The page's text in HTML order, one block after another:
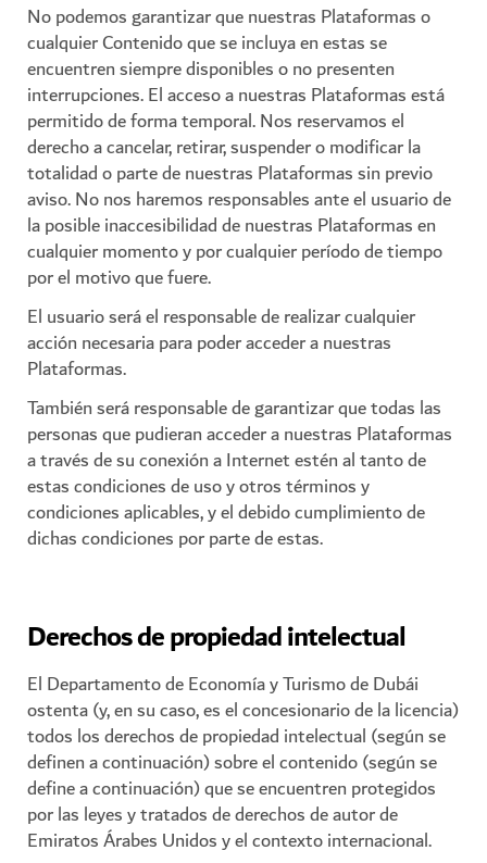
No podemos garantizar que nuestras Plataformas o
cualquier Contenido que se incluya en estas se
encuentren siempre disponibles o no presenten
interrupciones. El acceso a nuestras Plataformas está
permitido de forma temporal. Nos reservamos el
derecho a cancelar, retirar, suspender o modificar la
totalidad o parte de nuestras Plataformas sin previo
aviso. No nos haremos responsables ante el usuario de
la posible inaccesibilidad de nuestras Plataformas en
cualquier momento y por cualquier período de tiempo
por el motivo que fuere.
El usuario será el responsable de realizar cualquier
acción necesaria para poder acceder a nuestras
Plataformas.
También será responsable de garantizar que todas las
personas que pudieran acceder a nuestras Plataformas
a través de su conexión a Internet estén al tanto de
estas condiciones de uso y otros términos y
condiciones aplicables, y el debido cumplimiento de
dichas condiciones por parte de estas.
Derechos de propiedad intelectual
El Departamento de Economía y Turismo de Dubái
ostenta (y, en su caso, es el concesionario de la licencia)
todos los derechos de propiedad intelectual (según se
definen a continuación) sobre el contenido (según se
define a continuación) que se encuentren protegidos
por las leyes y tratados de derechos de autor de
Emiratos Árabes Unidos y el contexto internacional.